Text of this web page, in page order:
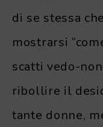
di se stessa
mostrarsi
scatti vedo-
ribollire il
tante donne,